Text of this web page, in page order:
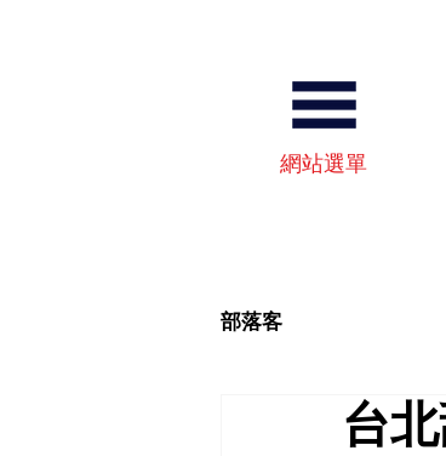
​網站選單
部落客
台